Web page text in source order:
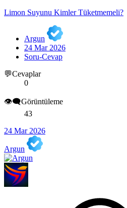
Limon Suyunu Kimler Tüketmemeli?
Argun
24 Mar 2026
Soru-Cevap
💬Cevaplar
0
👁️‍🗨️Görüntüleme
43
24 Mar 2026
Argun